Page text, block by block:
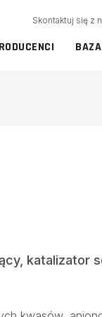
Skontaktuj się z
katalizator